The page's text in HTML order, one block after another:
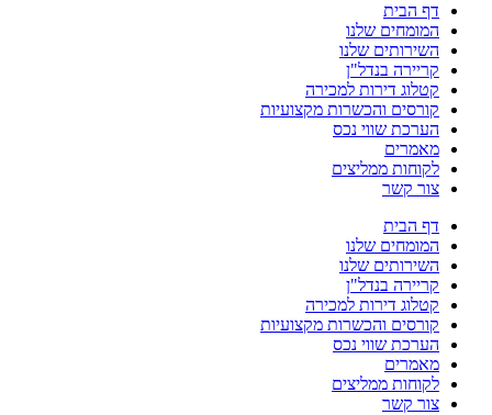
דף הבית
המומחים שלנו
השירותים שלנו
קריירה בנדל"ן
קטלוג דירות למכירה
קורסים והכשרות מקצועיות
הערכת שווי נכס
מאמרים
לקוחות ממליצים
צור קשר
דף הבית
המומחים שלנו
השירותים שלנו
קריירה בנדל"ן
קטלוג דירות למכירה
קורסים והכשרות מקצועיות
הערכת שווי נכס
מאמרים
לקוחות ממליצים
צור קשר